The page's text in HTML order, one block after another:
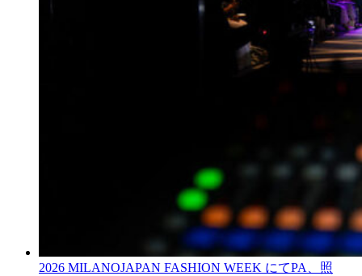
2026 MILANOJAPAN FASHION WEEK にてPA、照